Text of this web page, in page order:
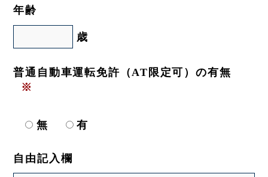
年齢
歳
普通自動車運転免許（AT限定可）の有無
※
無 有
自由記入欄